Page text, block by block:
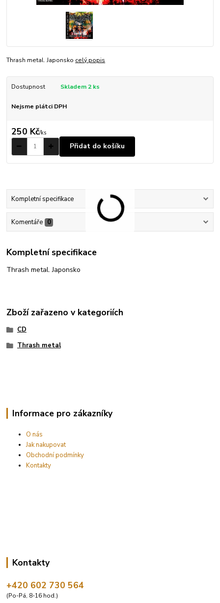
Thrash metal. Japonsko celý popis
Dostupnost Skladem 2 ks
Nejsme plátci DPH
250 Kč/ks
Přidat do košíku
Kompletní specifikace
Komentáře 0
Kompletní specifikace
Thrash metal. Japonsko
Zboží zařazeno v kategoriích
CD
Thrash metal
Informace pro zákazníky
O nás
Jak nakupovat
Obchodní podmínky
Kontakty
Kontakty
+420 602 730 564
(Po-Pá, 8-16 hod.)